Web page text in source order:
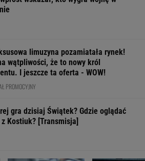
limuzyna pozamiatała rynek!
wątpliwości, że to nowy król
I jeszcze ta oferta - WOW!
PROMOCYJNY
gra dzisiaj Świątek? Gdzie oglądać
Kostiuk? [Transmisja]